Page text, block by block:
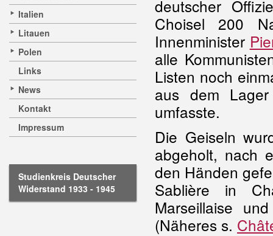
Italien
Litauen
Polen
Links
News
Kontakt
Impressum
Studienkreis Deutscher
Widerstand 1933 - 1945
deutscher
Choisel 200
Innenminister
alle
Listen noch
aus dem
umfasste.
Die Geiseln
abgeholt, nach
den Händen
Sablière in
Marseillaise
(Näheres s.